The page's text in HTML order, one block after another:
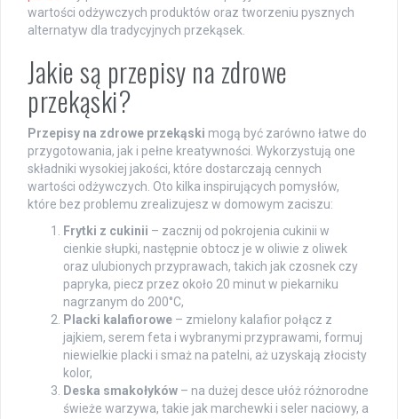
wartości odżywczych produktów oraz tworzeniu pysznych
alternatyw dla tradycyjnych przekąsek.
Jakie są przepisy na zdrowe
przekąski?
Przepisy na zdrowe przekąski mogą być zarówno łatwe do
przygotowania, jak i pełne kreatywności. Wykorzystują one
składniki wysokiej jakości, które dostarczają cennych
wartości odżywczych. Oto kilka inspirujących pomysłów,
które bez problemu zrealizujesz w domowym zaciszu:
Frytki z cukinii – zacznij od pokrojenia cukinii w
cienkie słupki, następnie obtocz je w oliwie z oliwek
oraz ulubionych przyprawach, takich jak czosnek czy
papryka, piecz przez około 20 minut w piekarniku
nagrzanym do 200°C,
Placki kalafiorowe – zmielony kalafior połącz z
jajkiem, serem feta i wybranymi przyprawami, formuj
niewielkie placki i smaż na patelni, aż uzyskają złocisty
kolor,
Deska smakołyków – na dużej desce ułóż różnorodne
świeże warzywa, takie jak marchewki i seler naciowy, a